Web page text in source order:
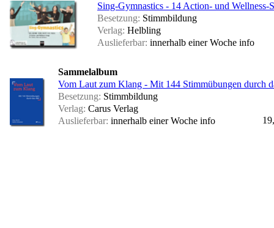
Sing-Gymnastics - 14 Action- und Wellness-
Besetzung: Stimmbildung
Verlag: Helbling
Auslieferbar: innerhalb einer Woche info
Sammelalbum
Vom Laut zum Klang - Mit 144 Stimmübungen durch
Besetzung: Stimmbildung
Verlag: Carus Verlag
Auslieferbar: innerhalb einer Woche info